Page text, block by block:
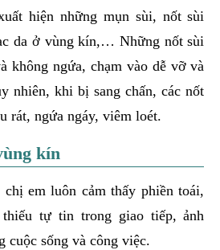
hiện những mụn sùi, nốt sùi
da ở vùng kín,… Những nốt sùi
không ngứa, chạm vào dễ vỡ và
nhiên, khi bị sang chấn, các nốt
rát, ngứa ngáy, viêm loét.
kín
chị em luôn cảm thấy phiền toái,
tự tin trong giao tiếp, ảnh
cuộc sống và công việc.